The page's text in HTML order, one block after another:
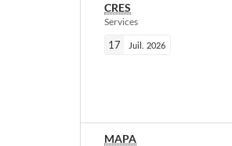
CRES
Services
17 Juil. 2026
MAPA